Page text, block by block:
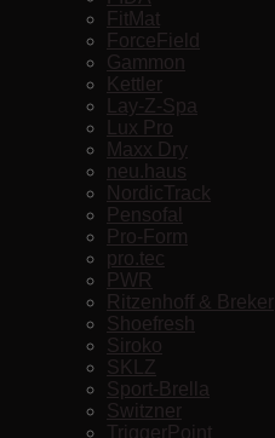
FitMat
ForceField
Gammon
Kettler
Lay-Z-Spa
Lux Pro
Maxx Dry
neu.haus
NordicTrack
Pensofal
Pro-Form
pro.tec
PWR
Ritzenhoff & Breker
Shoefresh
Siroko
SKLZ
Sport-Brella
Switzner
TriggerPoint